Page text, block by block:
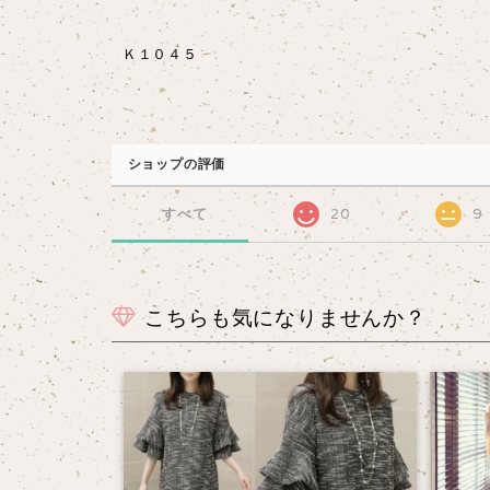
Ｋ１０４５
ショップの評価
すべて 20 9
こちらも気になりませんか？